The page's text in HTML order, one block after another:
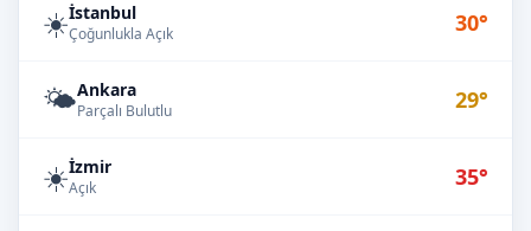
☀️İstanbul
Çoğunlukla Açık 30°
🌤️Ankara
Parçalı Bulutlu 29°
☀️İzmir
Açık 35°